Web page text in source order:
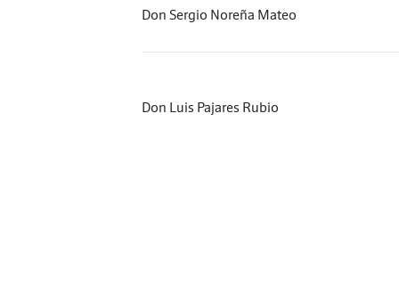
Don Sergio Noreña Mateo
Don Luis Pajares Rubio